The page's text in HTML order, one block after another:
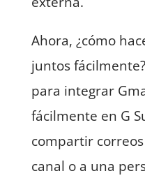
Ahora, ¿cómo
juntos
para integrar
fácilmente en G
compartir
canal o a una